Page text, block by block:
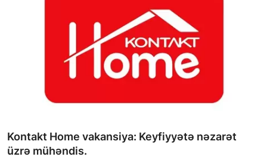
Kontakt Home vakansiya: Keyfiyyətə nəzarət
üzrə mühəndis.